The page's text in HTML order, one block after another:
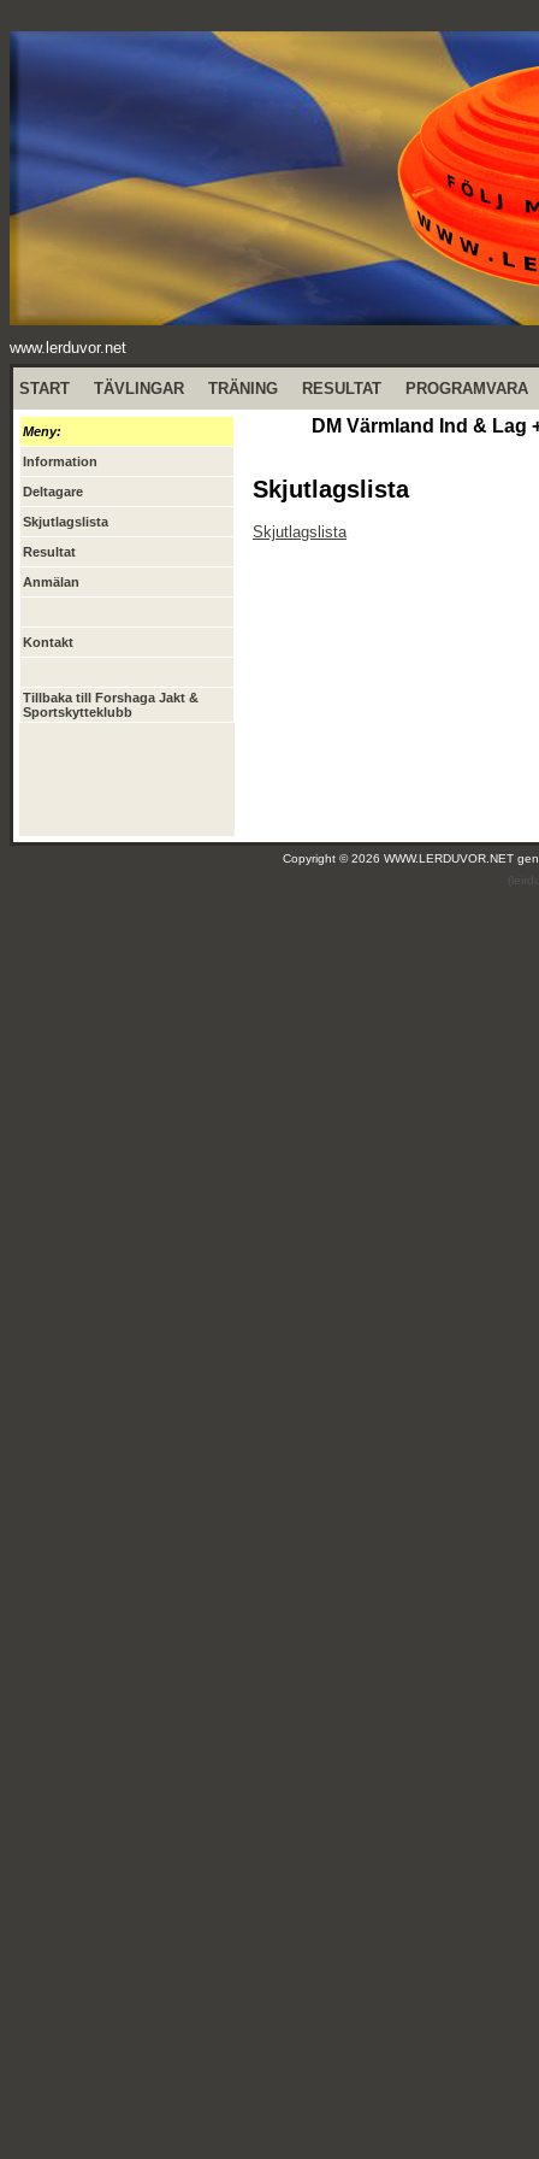
www.lerduvor.net
START TÄVLINGAR TRÄNING RESULTAT PROGRAMVARA
Meny:
Information
Deltagare
Skjutlagslista
Resultat
Anmälan
Kontakt
Tillbaka till Forshaga Jakt &
Sportskytteklubb
DM Värmland Ind &
Skjutlagslista
Skjutlagslista
Copyright © 2026 WWW.LERDUVOR.NET